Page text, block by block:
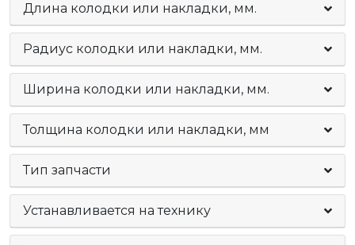
Длина колодки или накладки, мм.
Радиус колодки или накладки, мм.
Ширина колодки или накладки, мм.
Толщина колодки или накладки, мм
Тип запчасти
Устанавливается на технику